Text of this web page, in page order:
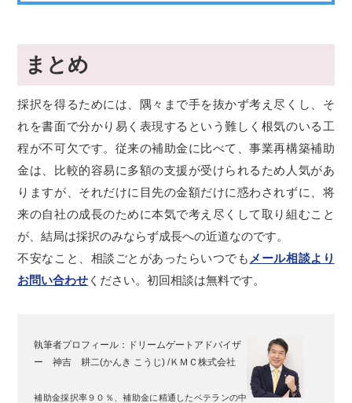
まとめ
採択を得るためには、隅々まで手を抜かず考え尽くし、そ
れを書面で分かり易く表現するという難しく根気のいる工
程が不可欠です。従来の補助金に比べて、事業再構築補助
金は、比較的容易に多額の支援が受けられるため人気があ
りますが、それだけに目先の金額だけに惑わされずに、将
来の自社の成長のために本気で考え尽くして取り組むこと
が、結局は採択のみならず成長への近道なのです。
不安なこと、相談ごとがあったらいつでも メール相談より
お問い合わせ ください。初回相談は無料です。
執筆者プロフィール：
ドリームゲートアドバイザ
ー 神吉 耕二(かんき こうじ) /ＫＭＣ株式会社
補助金採択率９０％、補助金に精通したベテランの中